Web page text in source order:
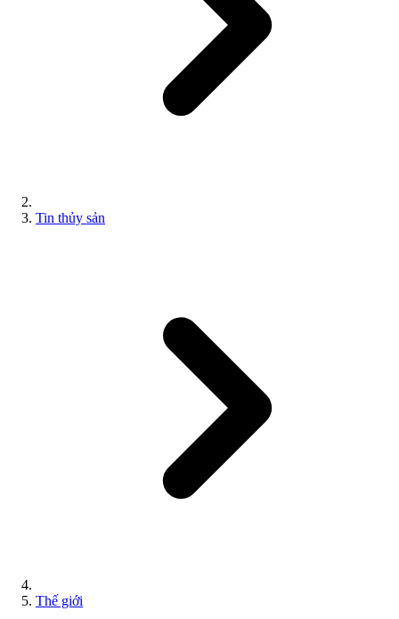
Tin thủy sản
Thế giới